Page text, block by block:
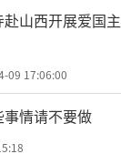
山西开展爱国主
09 17:06:00
情请不要做